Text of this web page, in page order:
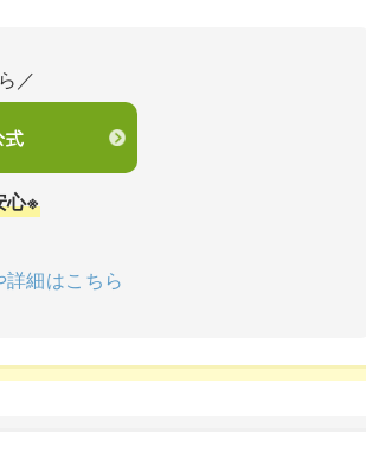
／
心※
細はこちら